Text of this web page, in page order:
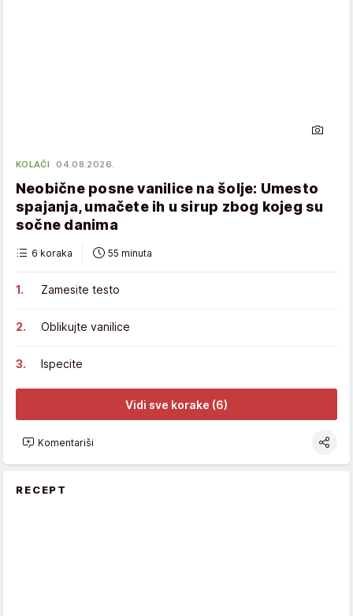
KOLAČI 04.08.2026.
Neobične posne vanilice na šolje: Umesto
spajanja, umačete ih u sirup zbog kojeg su
sočne danima
6 koraka 55 minuta
Zamesite testo
Oblikujte vanilice
Ispecite
Vidi sve korake (6)
Komentariši
RECEPT